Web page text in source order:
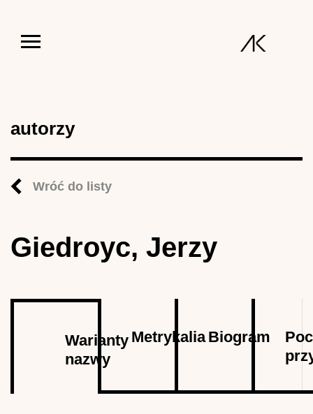
autorzy
Wróć do listy
Giedroyc, Jerzy
Warianty
nazwy
karta)
MetrykaliaBiogram